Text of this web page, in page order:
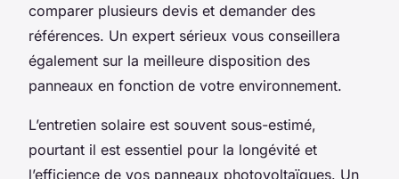
comparer plusieurs devis et demander des
références. Un expert sérieux vous conseillera
également sur la meilleure disposition des
panneaux en fonction de votre environnement.
L’entretien solaire est souvent sous-estimé,
pourtant il est essentiel pour la longévité et
l’efficience de vos panneaux photovoltaïques. Un